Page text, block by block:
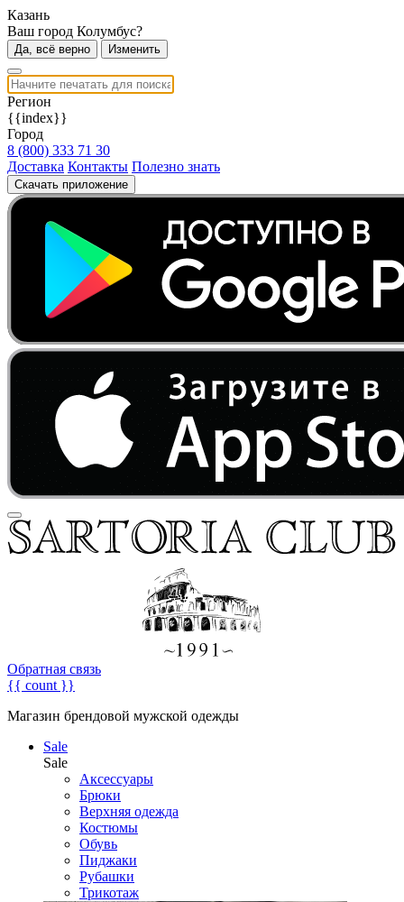
Казань
Ваш город Колумбус?
Да, всё верно Изменить
Регион
{{index}}
Город
8 (800) 333 71 30
Доставка Контакты Полезно знать
Скачать приложение
Обратная связь
{{ count }}
Магазин брендовой мужской одежды
Sale
Sale
Аксессуары
Брюки
Верхняя одежда
Костюмы
Обувь
Пиджаки
Рубашки
Трикотаж